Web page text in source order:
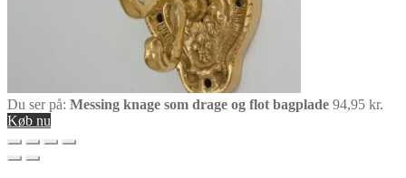
Du ser på: Messing knage som drage og flot bagplade 94,95 kr.
Køb nu